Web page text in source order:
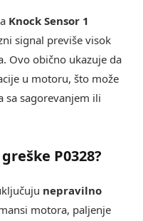
Knock Sensor 1
signal previše visok
Ovo obično ukazuje da
u motoru, što može
sa sagorevanjem ili
P0328?
nepravilno
motora, paljenje